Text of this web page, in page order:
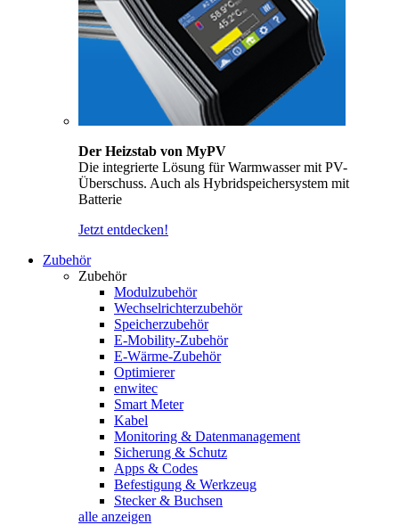
Der Heizstab von MyPV
Die integrierte Lösung für Warmwasser mit PV-
Überschuss. Auch als Hybridspeichersystem mit
Batterie
Jetzt entdecken!
Zubehör
Zubehör
Modulzubehör
Wechselrichterzubehör
Speicherzubehör
E-Mobility-Zubehör
E-Wärme-Zubehör
Optimierer
enwitec
Smart Meter
Kabel
Monitoring & Datenmanagement
Sicherung & Schutz
Apps & Codes
Befestigung & Werkzeug
Stecker & Buchsen
alle anzeigen